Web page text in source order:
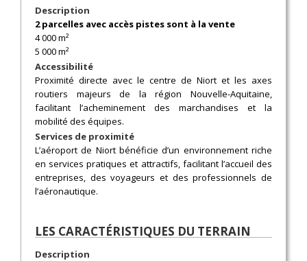
Description
2 parcelles avec accès pistes sont à la vente
4 000 m²
5 000 m²
Accessibilité
Proximité directe avec le centre de Niort et les axes
routiers majeurs de la région Nouvelle-Aquitaine,
facilitant l’acheminement des marchandises et la
mobilité des équipes.
Services de proximité
L’aéroport de Niort bénéficie d’un environnement riche
en services pratiques et attractifs, facilitant l’accueil des
entreprises, des voyageurs et des professionnels de
l’aéronautique.
LES CARACTÉRISTIQUES DU TERRAIN
Description